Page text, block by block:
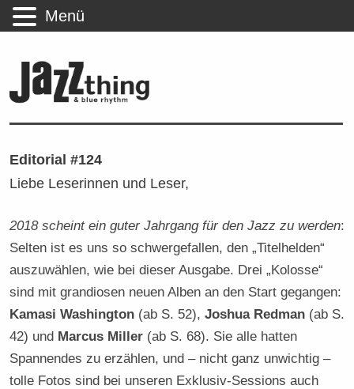
Editorial #124
Liebe Leserinnen und Leser,
2018 scheint ein guter Jahrgang für den Jazz zu werden:
Selten ist es uns so schwergefallen, den „Titelhelden“
auszuwählen, wie bei dieser Ausgabe. Drei „Kolosse“
sind mit grandiosen neuen Alben an den Start gegangen:
Kamasi Washington (ab S. 52),Joshua Redman (ab S.
42) und Marcus Miller (ab S. 68). Sie alle hatten
Spannendes zu erzählen, und – nicht ganz unwichtig –
tolle Fotos sind bei unseren Exklusiv-Sessions auch
Menü